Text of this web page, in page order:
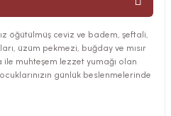
öğütülmüş ceviz ve badem, şeftali,
üzüm pekmezi, buğday ve mısır
ile muhteşem lezzet yumağı olan
günlük beslenmelerinde